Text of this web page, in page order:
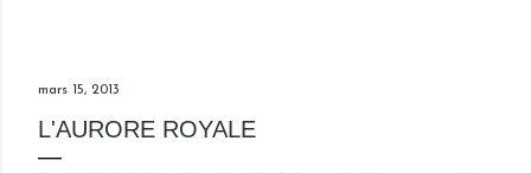
mars 15, 2013
L'AURORE ROYALE